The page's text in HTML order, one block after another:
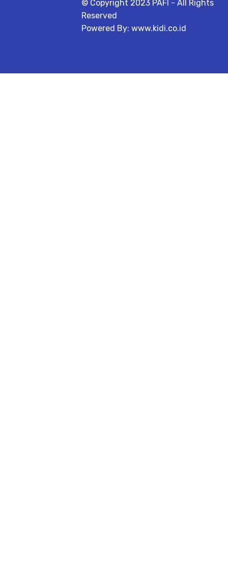
© Copyright 2023 PAFI - All Rights
Reserved
Powered By: www.kidi.co.id